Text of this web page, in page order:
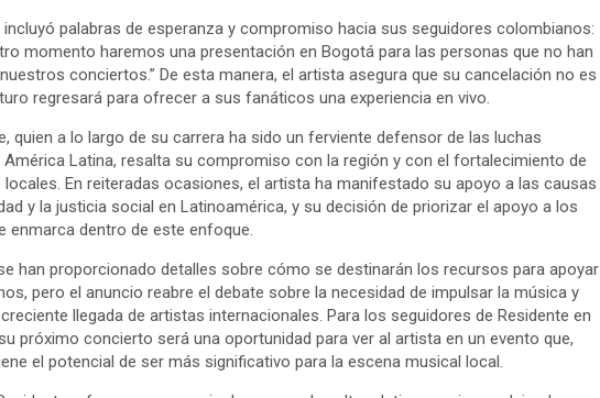
palabras de esperanza y compromiso hacia sus seguidores colombianos:
momento haremos una presentación en Bogotá para las personas que no han
conciertos.” De esta manera, el artista asegura que su cancelación no es
regresará para ofrecer a sus fanáticos una experiencia en vivo.
quien a lo largo de su carrera ha sido un ferviente defensor de las luchas
Latina, resalta su compromiso con la región y con el fortalecimiento de
En reiteradas ocasiones, el artista ha manifestado su apoyo a las causas
y la justicia social en Latinoamérica, y su decisión de priorizar el apoyo a los
enmarca dentro de este enfoque.
han proporcionado detalles sobre cómo se destinarán los recursos para apoyar
pero el anuncio reabre el debate sobre la necesidad de impulsar la música y
llegada de artistas internacionales. Para los seguidores de Residente en
próximo concierto será una oportunidad para ver al artista en un evento que,
el potencial de ser más significativo para la escena musical local.